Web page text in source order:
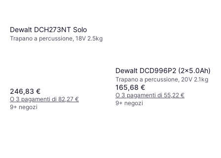
Dewalt DCH273NT Solo
Trapano a percussione, 18V 2.5kg
246,83 €
O 3 pagamenti di 82,27 €
9+ negozi
Dewalt DCD996P2 (2x5.0Ah)
Trapano a percussione, 20V 2.1kg
165,68 €
O 3 pagamenti di 55,22 €
9+ negozi